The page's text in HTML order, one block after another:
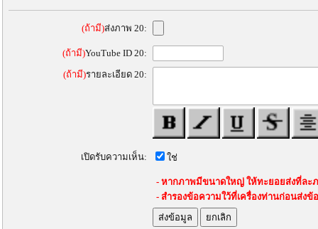
(ถ้ามี)ส่งภาพ 20:
(ถ้ามี)YouTube ID 20:
(ถ้ามี)รายละเอียด 20:
เปิดรับความเห็น: ใช่
- หากภาพมีขนาดใหญ่ ให้ทะยอยส่งที่ละ
- สำรองข้อความใว้ที่เครื่องท่านก่อนส่งข้